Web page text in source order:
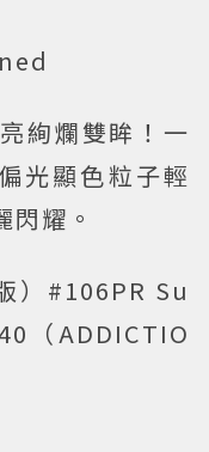
絢爛雙眸！一
光顯色粒子輕
耀。
）#106PR Su
（ADDICTIO